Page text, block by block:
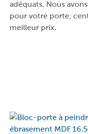
adéquats. Nous
pour votre porte,
meilleur prix.